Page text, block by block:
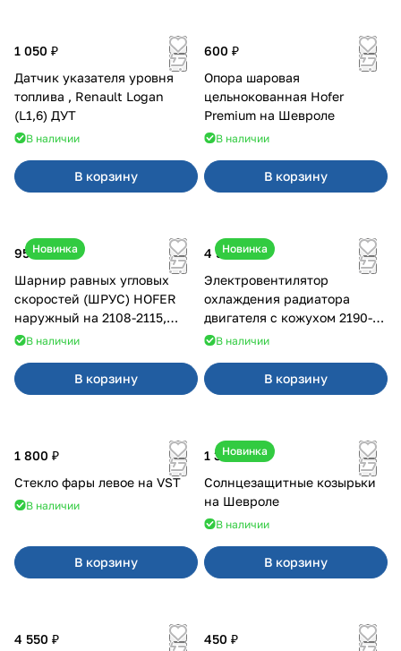
1 050 ₽
Датчик указателя уровня
топлива , Renault Logan
(L1,6) ДУТ
В наличии
В корзину
600 ₽
Опора шаровая
цельнокованная Hofer
Premium на Шевроле
В наличии
В корзину
Новинка
950 ₽
Шарнир равных угловых
скоростей (ШРУС) HOFER
наружный на 2108-2115,
2110-2112
В наличии
В корзину
Новинка
4 550 ₽
Электровентилятор
охлаждения радиатора
двигателя с кожухом 2190-
2194 н/о с кондиционером
В наличии
В корзину
1 800 ₽
Стекло фары левое на VST
В наличии
В корзину
Новинка
1 350 ₽
Солнцезащитные козырьки
на Шевроле
В наличии
В корзину
4 550 ₽
450 ₽